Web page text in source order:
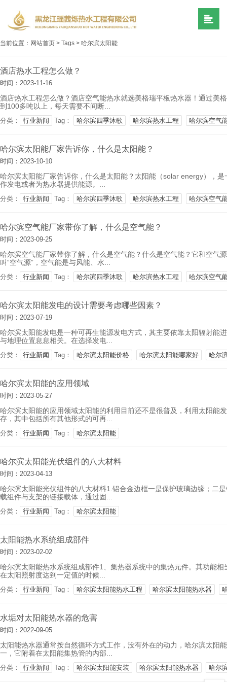
当前位置： 网站首页 > Tags > 哈尔滨太阳能
酒店热水工程怎么做？
时间：2023-11-16
酒店热水工程怎么做？酒店空气能热水就选美格瑞平板热水器！通过美
到100多吨以上，每天需要不间断...
分类： 行业新闻 Tag： 哈尔滨四季沐歌 哈尔滨热水工程 哈尔滨空气
哈尔滨太阳能厂家告诉你，什么是太阳能？
时间：2023-10-10
哈尔滨太阳能厂家告诉你，什么是太阳能？太阳能（solar energy），
作发电或者为热水器提供能源。...
分类： 行业新闻 Tag： 哈尔滨四季沐歌 哈尔滨热水工程 哈尔滨空气
哈尔滨空气能厂家带你了解，什么是空气能？
时间：2023-09-25
哈尔滨空气能厂家带你了解，什么是空气能？什么是空气能？它和空气
叫“空气源”，空气能是与风能、水...
分类： 行业新闻 Tag： 哈尔滨四季沐歌 哈尔滨热水工程 哈尔滨空气
哈尔滨太阳能发电的设计需要考虑哪些因素？
时间：2023-07-19
哈尔滨太阳能发电是一种可再生能源发电方式，其主要依靠太阳辐射能
与地理位置息息相关。在选择发电...
分类： 行业新闻 Tag： 哈尔滨太阳能价格 哈尔滨太阳能哪家好 哈尔
哈尔滨太阳能的应用领域
时间：2023-05-27
哈尔滨太阳能的应用领域太阳能的利用目前还不是很普及，利用太阳能
存，其中包括所有其他形式的可再...
分类： 行业新闻 Tag： 哈尔滨太阳能
哈尔滨太阳能光伏组件的八大材料
时间：2023-04-13
哈尔滨太阳能光伏组件的八大材料1.铝合金边框一是保护玻璃边缘；二
载组件与支架的链接载体，通过固...
分类： 行业新闻 Tag： 哈尔滨太阳能
太阳能热水系统组成部件
时间：2023-02-02
哈尔滨太阳能热水系统组成部件1、集热器系统中的集热元件。其功能
在太阳照射度达到一定值的时候...
分类： 行业新闻 Tag： 哈尔滨太阳能热水工程 哈尔滨太阳能热水器
水垢对太阳能热水器的危害
时间：2022-09-05
太阳能热水器通常按自然循环方式工作，没有外在的动力，哈尔滨太
一，它附着在太阳能集热管的内部...
分类： 行业新闻 Tag： 哈尔滨太阳能安装 哈尔滨太阳能热水器 哈尔